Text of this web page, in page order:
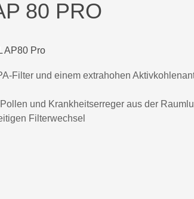
80 PRO
AP80 Pro
Filter und einem extrahohen
und Krankheitserreger aus der
Filterwechsel